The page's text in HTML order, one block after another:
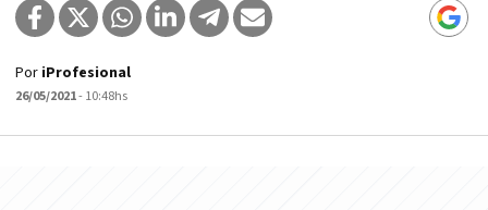
Por iProfesional
26/05/2021- 10:48hs